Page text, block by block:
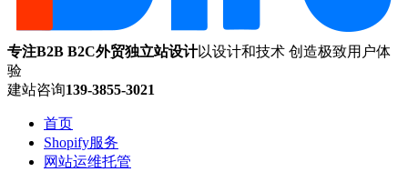
专注B2B B2C外贸独立站设计以设计和技术 创造极致用户体
验
建站咨询139-3855-3021
首页
Shopify服务
网站运维托管